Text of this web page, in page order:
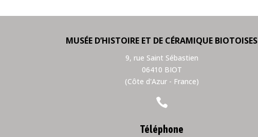
MUSÉE D’HISTOIRE ET DE CÉRAMIQUE BIOTOISES
9, rue Saint Sébastien
06410 BIOT
(Côte d'Azur - France)

Téléphone